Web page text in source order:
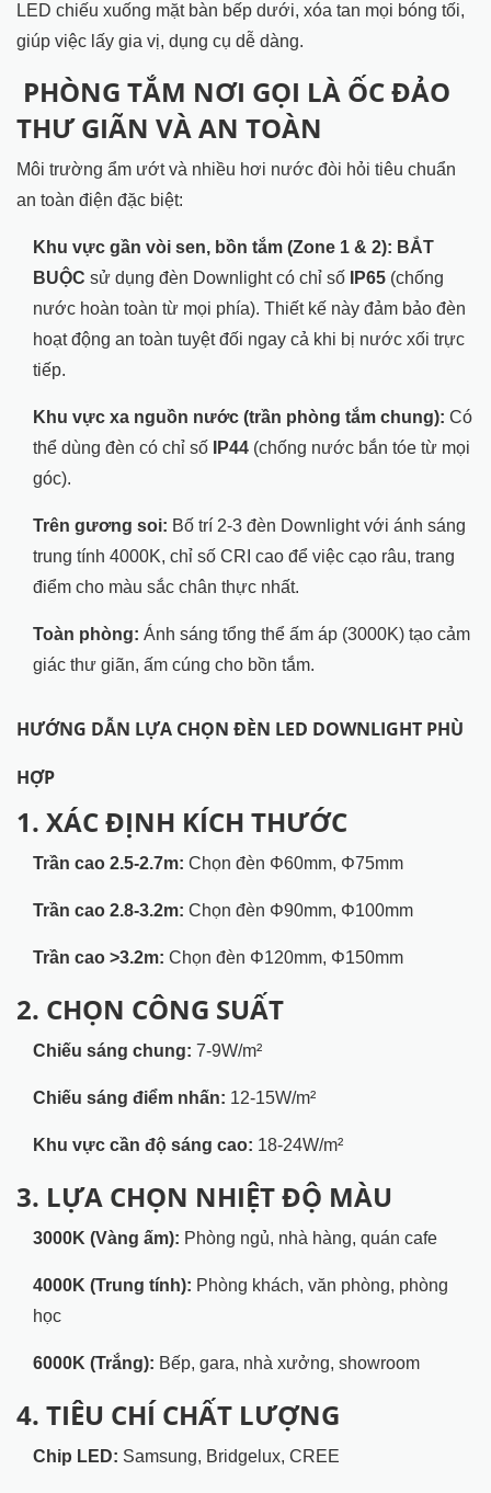
LED chiếu xuống mặt bàn bếp dưới, xóa tan mọi bóng tối,
giúp việc lấy gia vị, dụng cụ dễ dàng.
PHÒNG TẮM NƠI GỌI LÀ ỐC ĐẢO
THƯ GIÃN VÀ AN TOÀN
Môi trường ẩm ướt và nhiều hơi nước đòi hỏi tiêu chuẩn
an toàn điện đặc biệt:
Khu vực gần vòi sen, bồn tắm (Zone 1 & 2): BẮT
BUỘC sử dụng đèn Downlight có chỉ số IP65 (chống
nước hoàn toàn từ mọi phía). Thiết kế này đảm bảo đèn
hoạt động an toàn tuyệt đối ngay cả khi bị nước xối trực
tiếp.
Khu vực xa nguồn nước (trần phòng tắm chung): Có
thể dùng đèn có chỉ số
IP44 (chống nước bắn tóe từ mọi
góc).
Trên gương soi: Bố trí 2-3 đèn Downlight với ánh sáng
trung tính 4000K, chỉ số CRI cao để việc cạo râu, trang
điểm cho màu sắc chân thực nhất.
Toàn phòng: Ánh sáng tổng thể ấm áp (3000K) tạo cảm
giác thư giãn, ấm cúng cho bồn tắm.
HƯỚNG DẪN LỰA CHỌN ĐÈN LED DOWNLIGHT PHÙ
HỢP
1. XÁC ĐỊNH KÍCH THƯỚC
Trần cao 2.5-2.7m: Chọn đèn Φ60mm, Φ75mm
Trần cao 2.8-3.2m: Chọn đèn Φ90mm, Φ100mm
Trần cao >3.2m: Chọn đèn Φ120mm, Φ150mm
2. CHỌN CÔNG SUẤT
Chiếu sáng chung: 7-9W/m²
Chiếu sáng điểm nhấn: 12-15W/m²
Khu vực cần độ sáng cao: 18-24W/m²
3. LỰA CHỌN NHIỆT ĐỘ MÀU
3000K (Vàng ấm): Phòng ngủ, nhà hàng, quán cafe
4000K (Trung tính): Phòng khách, văn phòng, phòng
học
6000K (Trắng): Bếp, gara, nhà xưởng, showroom
4. TIÊU CHÍ CHẤT LƯỢNG
Chip LED: Samsung, Bridgelux, CREE